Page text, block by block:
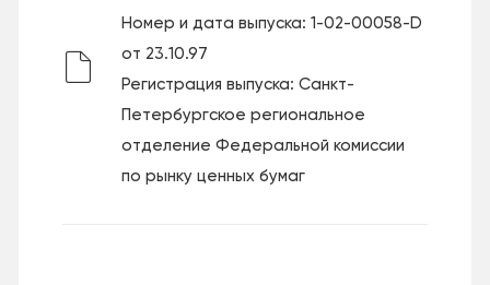
Номер и дата выпуска: 1-02-00058-D
от 23.10.97
Регистрация выпуска: Санкт-
Петербургское региональное
отделение Федеральной комиссии
по рынку ценных бумаг